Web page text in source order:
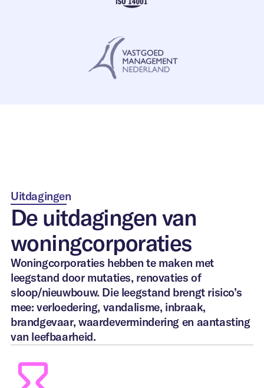
Uitdagingen
De uitdagingen van
woningcorporaties
Woningcorporaties hebben te maken met
leegstand door mutaties, renovaties of
sloop/nieuwbouw. Die leegstand brengt risico’s
mee: verloedering, vandalisme, inbraak,
brandgevaar, waardevermindering en aantasting
van leefbaarheid.